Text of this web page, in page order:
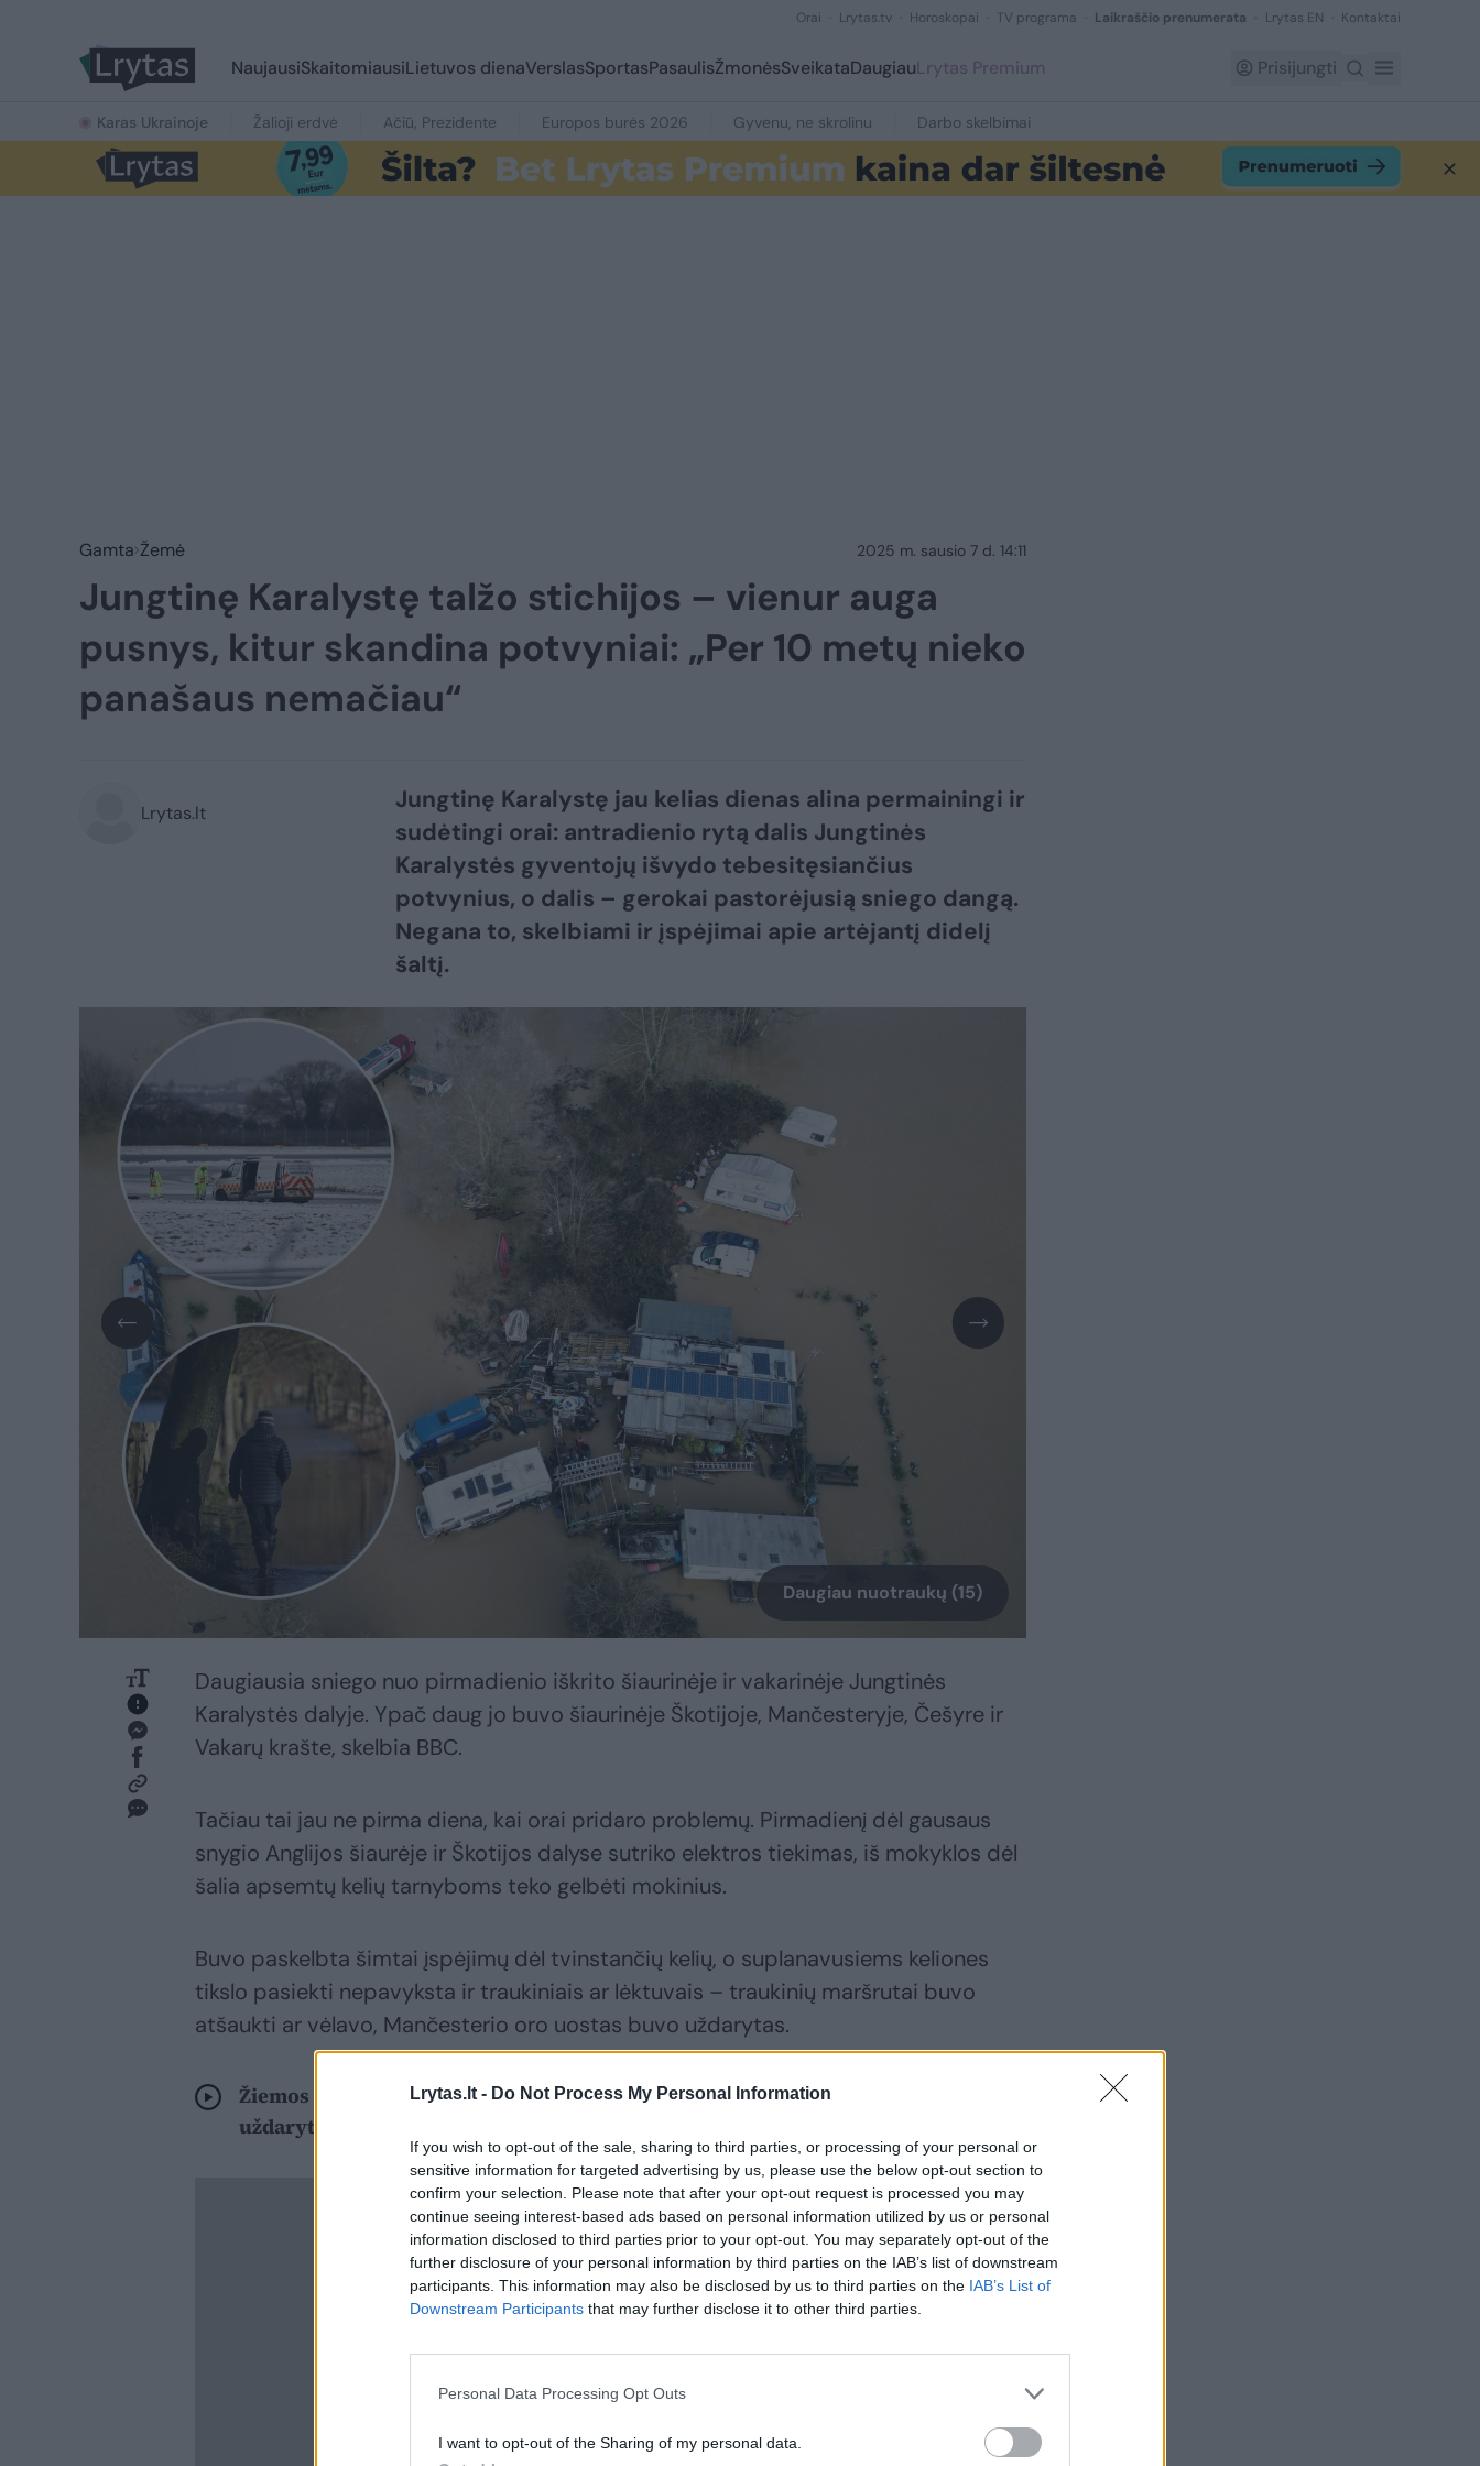
Lrytas.lt - Do Not Process My Personal Information
If you wish to opt-out of the sale, sharing to third parties, or processing of your personal or
sensitive information for targeted advertising by us, please use the below opt-out section to
confirm your selection. Please note that after your opt-out request is processed you may
continue seeing interest-based ads based on personal information utilized by us or personal
information disclosed to third parties prior to your opt-out. You may separately opt-out of the
further disclosure of your personal information by third parties on the IAB’s list of downstream
participants. This information may also be disclosed by us to third parties on the IAB’s List of
Downstream Participants that may further disclose it to other third parties.
Personal Data Processing Opt Outs
I want to opt-out of the Sharing of my personal data.
Orai Lrytas.tv Horoskopai TV programa Laikraščio prenumerata Lrytas EN Kontaktai
NaujausiSkaitomiausiLietuvos dienaVerslasSportasPasaulisŽmonėsSveikataDaugiauLrytas Premium Prisijungti
Karas Ukrainoje Žalioji erdvė Ačiū, Prezidente Europos burės 2026 Gyvenu, ne skrolinu Darbo skelbimai
Gamta Žemė 2025 m. sausio 7 d. 14:11
Jungtinę Karalystę talžo stichijos – vienur auga
pusnys, kitur skandina potvyniai: „Per 10 metų nieko
panašaus nemačiau“
Lrytas.lt
Jungtinę Karalystę jau kelias dienas alina permainingi ir
sudėtingi orai: antradienio rytą dalis Jungtinės
Karalystės gyventojų išvydo tebesitęsiančius
potvynius, o dalis – gerokai pastorėjusią sniego dangą.
Negana to, skelbiami ir įspėjimai apie artėjantį didelį
šaltį.
Daugiau nuotraukų (15)
Daugiausia sniego nuo pirmadienio iškrito šiaurinėje ir vakarinėje Jungtinės
Karalystės dalyje. Ypač daug jo buvo šiaurinėje Škotijoje, Mančesteryje, Češyre ir
Vakarų krašte, skelbia BBC.
Tačiau tai jau ne pirma diena, kai orai pridaro problemų. Pirmadienį dėl gausaus
snygio Anglijos šiaurėje ir Škotijos dalyse sutriko elektros tiekimas, iš mokyklos dėl
šalia apsemtų kelių tarnyboms teko gelbėti mokinius.
Buvo paskelbta šimtai įspėjimų dėl tvinstančių kelių, o suplanavusiems keliones
tikslo pasiekti nepavyksta ir traukiniais ar lėktuvais – traukinių maršrutai buvo
atšaukti ar vėlavo, Mančesterio oro uostas buvo uždarytas.
Žiemos audra į JAV atnešė gausų sniegą ir šaltį: fiksuojama šimtai avarijų,
uždarytos mokyklos, atšaukti skrydžiai